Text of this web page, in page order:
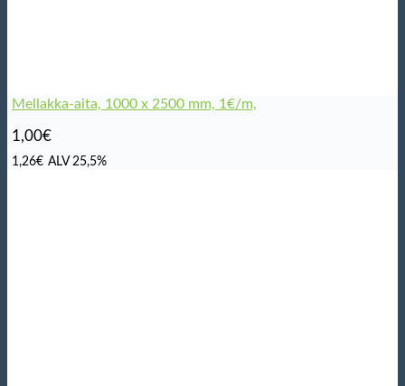
Mellakka-aita, 1000 x 2500 mm, 1€/m,
1,00€
1,26€ ALV 25,5%